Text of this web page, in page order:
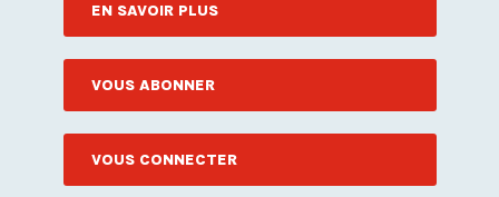
EN SAVOIR PLUS
VOUS ABONNER
VOUS CONNECTER